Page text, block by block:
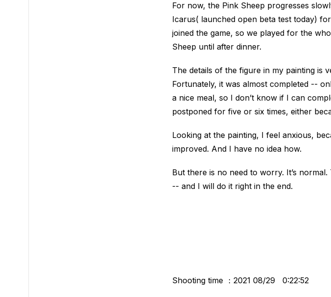
For now, the Pink Sheep progresses
Icarus( launched open beta test today)
joined the game, so we played for the
Sheep until after dinner.
The details of the figure in my painting is
Fortunately, it was almost completed --
a nice meal, so I don’t know if I can
postponed for five or six times, either
Looking at the painting, I feel anxious,
improved. And I have no idea how.
But there is no need to worry. It’s
-- and I will do it right in the end.
Shooting time ：2021 08/29 0:22:52